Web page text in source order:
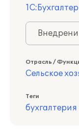
Отрасль /
Сельское
Теги
бухгалтерия